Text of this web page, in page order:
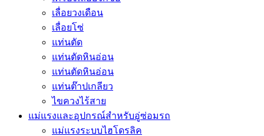
เลื่อยวงเดือน
เลื่อยโซ่
แท่นตัด
แท่นตัดหินอ่อน
แท่นตัดหินอ่อน
แท่นต๊าปเกลียว
ไขควงไร้สาย
แม่แรงและอุปกรณ์สำหรับอู่ซ่อมรถ
แม่แรงระบบไฮโดรลิค